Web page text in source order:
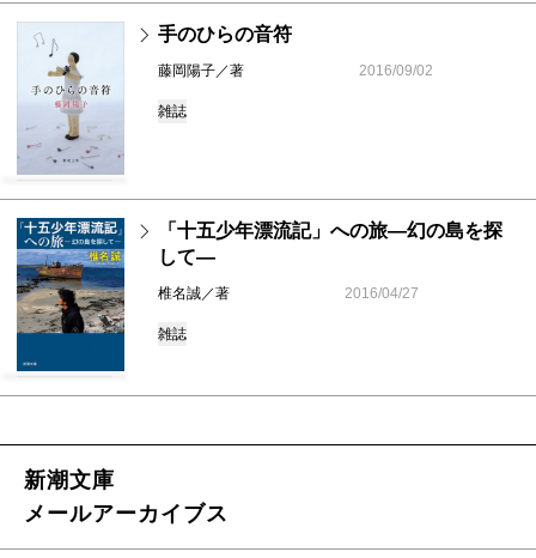
手のひらの音符
藤岡陽子／著 2016/09/02
雑誌
「十五少年漂流記」への旅―幻の島を探
して―
椎名誠／著 2016/04/27
雑誌
新潮文庫
メールアーカイブス